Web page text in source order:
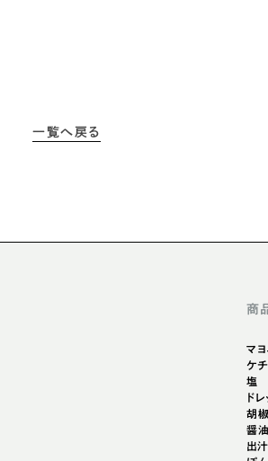
一覧へ戻る
商
マ
ケチ
塩
ド
胡椒
醤油
出汁